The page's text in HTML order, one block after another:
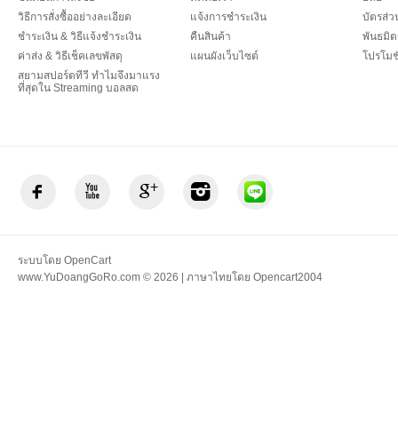
วิธีการสั่งซื้ออย่างละเอียด
ชำระเงิน & วิธีแจ้งชำระเงิน
ค่าส่ง & วิธีเช็คเลขพัสดุ
สยามสปอร์ตทีวี ทำไมจึงมาแรง
ที่สุดใน Streaming บอลสด
แจ้งการชำระเงิน
คืนสินค้า
แผนผังเว็บไซต์
บัตรส่ว
พันธมิต
โปรโม
ระบบโดย OpenCart
www.YuDoangGoRo.com © 2026 | ภาษาไทยโดย Opencart2004